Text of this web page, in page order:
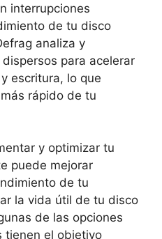
interrupciones
de‍ tu disco
analiza y
⁣para‌ acelerar
escritura, lo que
rápido de tu
y ‍optimizar tu
puede mejorar⁣
de tu
la vida ‌útil de‍ tu disco
de las opciones
tienen el⁤ objetivo